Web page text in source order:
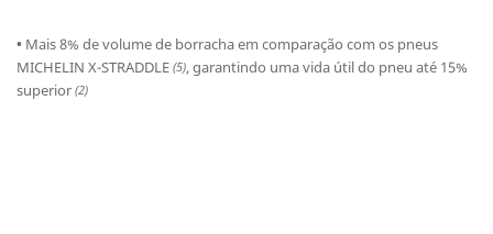
• Mais 8% de volume de borracha em comparação com os pneus
MICHELIN X-STRADDLE (5), garantindo uma vida útil do pneu até 15%
superior (2)